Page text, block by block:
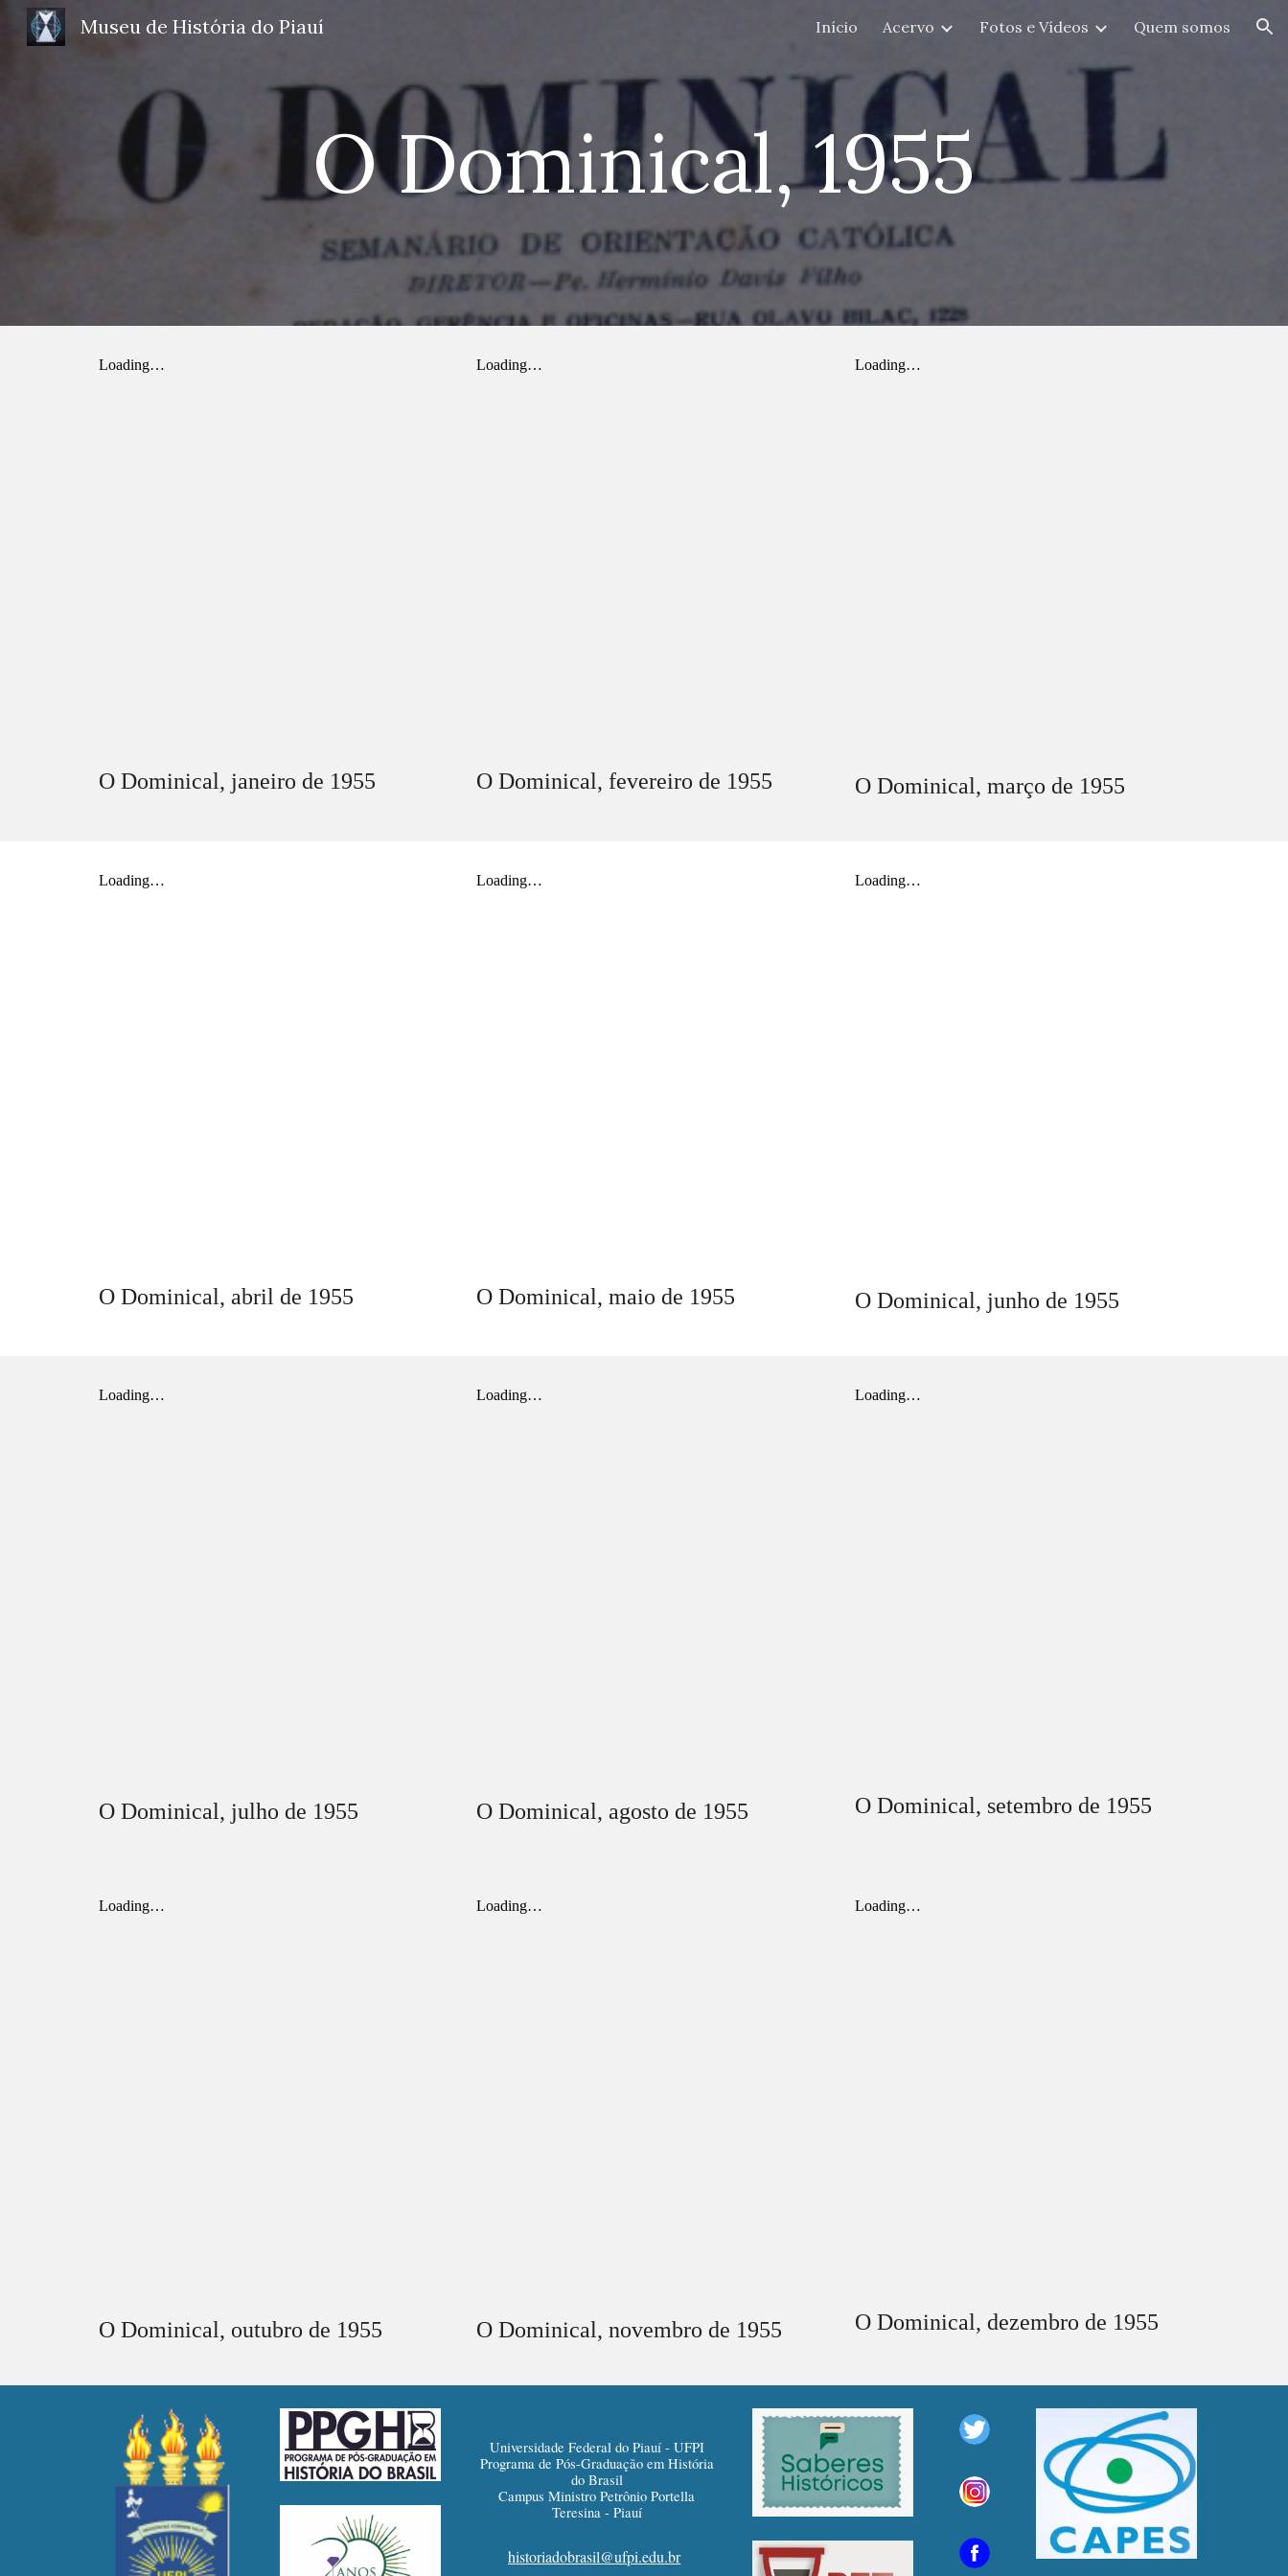
Skip to navigation
Museu de História do Piauí Início Acervo Fotos e Vídeos Quem somos
O Dominical, 1955
O Dominical, janeiro de 1955 O Dominical,fevereiro de 1955 O Dominical,março de 1955
O Dominical, abril de 1955 O Dominical,maio de 1955 O Dominical, junho de 1955
O Dominical, julho de 1955 O Dominical, agosto de 1955 O Dominical, setembro de 1955
O Dominical, outubro de 1955 O Dominical,novembro de 1955 O Dominical,dezembro de 1955
Universidade Federal do Piauí - UFPI
Programa de Pós-Graduação em História
do Brasil
Campus Ministro Petrônio Portella
Teresina - Piauí
historiadobrasil@ufpi.edu.br